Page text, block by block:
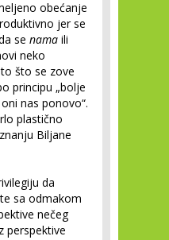
obećanje
jer se
se nama ili
neko
što se zove
principu „bolje
nas ponovo“.
plastično
Biljane
da
sa odmakom
nečeg
perspektive